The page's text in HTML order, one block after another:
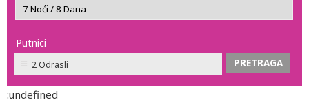
Putnici
2 Odrasli
:undefined